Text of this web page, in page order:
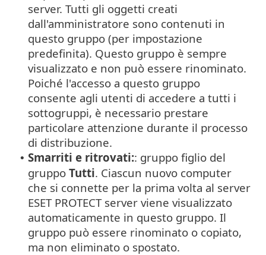
server. Tutti gli oggetti creati
dall'amministratore sono contenuti in
questo gruppo (per impostazione
predefinita). Questo gruppo è sempre
visualizzato e non può essere rinominato.
Poiché l'accesso a questo gruppo
consente agli utenti di accedere a tutti i
sottogruppi, è necessario prestare
particolare attenzione durante il processo
di distribuzione.
• Smarriti e ritrovati:: gruppo figlio del
gruppo Tutti. Ciascun nuovo computer
che si connette per la prima volta al server
ESET PROTECT server viene visualizzato
automaticamente in questo gruppo. Il
gruppo può essere rinominato o copiato,
ma non eliminato o spostato.